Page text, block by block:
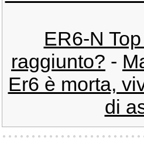
ER6-N
raggiunto? -
Er6 è morta,
di